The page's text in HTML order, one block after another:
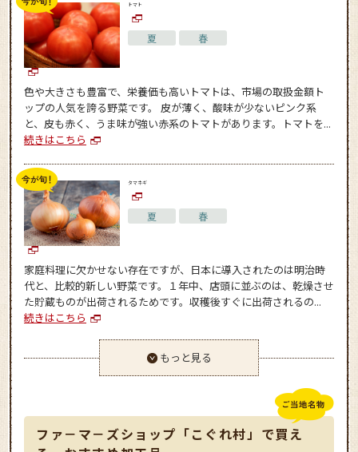
トマト
夏 春
色や大きさも豊富で、栄養価も高いトマトは、市場の取扱金額ト
ップの人気を誇る野菜です。 皮が薄く、酸味が少ないピンク系
と、皮も赤く、うま味が強い赤系のトマトがあります。トマトを...
続きはこちら
タマネギ
夏 春
家庭料理に欠かせない存在ですが、日本に導入されたのは明治時
代と、比較的新しい野菜です。１年中、店頭に並ぶのは、乾燥させ
た貯蔵ものが出荷されるためです。収穫後すぐに出荷されるの...
続きはこちら
もっと見る
ファ－マ－ズショップ「こぐれ村」で買え